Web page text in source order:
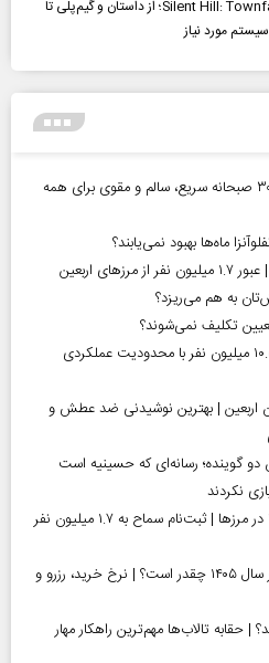
بررسی بازی Silent Hill: Townfall؛ از داستان و گیم‌پلی تا
مورد نیاز
صبحانه چی درست کنم؟ معرفی ۳۰ صبحانه سریع، سالم و مقوی برای همه
ماه‌ها بهبود نمی‌یابند؟
به هم می‌ریزد؟
تکلیف نمی‌شوند؟
آمار معلولیت در ایران | بیش از ۱۰.۵ میلیون نفر با محدودیت عملکردی
اربعین | بهترین نوشیدنی ضد عطش و
دو گوینده؛ رسانه‌ای که حسینیه است
آغاز رسمی برنامه‌های اربعین ۱۴۰۵ در مرز‌ها | ثبت‌نام سماح به ۱.۷ میلیون نفر
قیمت قبر در بهشت زهرا (س) در سال ۱۴۰۵ چقدر است؟ | نرخ خرید، رزرو و
| حقابه تالاب‌ها مهم‌ترین راهکار مهار